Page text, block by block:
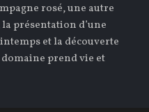
rosé, une autre
présentation d’une
et la découverte
prend vie et